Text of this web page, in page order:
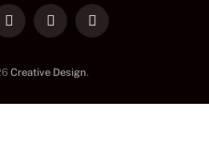
FacebookInstagramTikTok
Creative Design.